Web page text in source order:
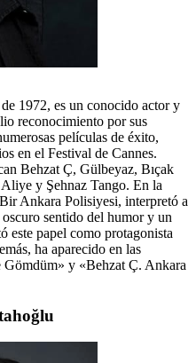
1972, es un conocido actor y
reconocimiento por sus
películas de éxito,
en el Festival de Cannes.
Behzat Ç, Gülbeyaz, Bıçak
Aliye y Şehnaz Tango. En la
Ankara Polisiyesi, interpretó a
sentido del humor y un
este papel como protagonista
ha aparecido en las
y «Behzat Ç. Ankara